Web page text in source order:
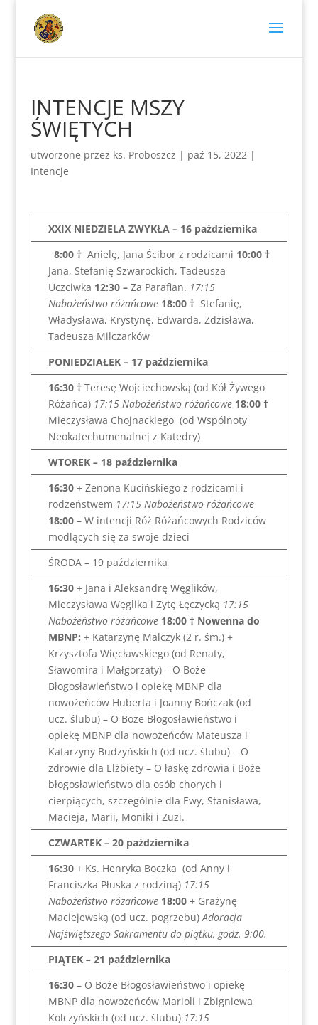
INTENCJE MSZY
ŚWIĘTYCH
utworzone przez ks. Proboszcz | paź 15, 2022|
Intencje
XXIX NIEDZIELA ZWYKŁA – 16 października
8:00 † Anielę, Jana Ścibor z rodzicami 10:00 †
Jana, Stefanię Szwarockich, Tadeusza
Uczciwka 12:30 – Za Parafian. 17:15
Nabożeństwo różańcowe 18:00 † Stefanię,
Władysława, Krystynę, Edwarda, Zdzisława,
Tadeusza Milczarków
PONIEDZIAŁEK – 17 października
16:30 † Teresę Wojciechowską (od Kół Żywego
Różańca) 17:15 Nabożeństwo różańcowe 18:00 †
Mieczysława Chojnackiego (od Wspólnoty
Neokatechumenalnej z Katedry)
WTOREK – 18 października
16:30+ Zenona Kucińskiego z rodzicami i
rodzeństwem 17:15 Nabożeństwo różańcowe
18:00– W intencji Róż Różańcowych Rodziców
modlących się za swoje dzieci
ŚRODA – 19 października
16:30+ Jana i Aleksandrę Węglików,
Mieczysława Węglika i Zytę Łęczycką 17:15
Nabożeństwo różańcowe 18:00 † Nowenna do
MBNP: + Katarzynę Malczyk (2 r. śm.) +
Krzysztofa Więcławskiego (od Renaty,
Sławomira i Małgorzaty) – O Boże
Błogosławieństwo i opiekę MBNP dla
nowożeńców Huberta i Joanny Bończak (od
ucz. ślubu) – O Boże Błogosławieństwo i
opiekę MBNP dla nowożeńców Mateusza i
Katarzyny Budzyńskich (od ucz. ślubu) – O
zdrowie dla Elżbiety – O łaskę zdrowia i Boże
błogosławieństwo dla osób chorych i
cierpiących, szczególnie dla Ewy, Stanisława,
Macieja, Marii, Moniki i Zuzi.
CZWARTEK – 20 października
16:30+ Ks. Henryka Boczka (od Anny i
Franciszka Płuska z rodziną) 17:15
Nabożeństwo różańcowe 18:00 + Grażynę
Maciejewską (od ucz. pogrzebu)Adoracja
Najświętszego Sakramentu do piątku, godz. 9:00.
PIĄTEK –21 października
16:30– O Boże Błogosławieństwo i opiekę
MBNP dla nowożeńców Marioli i Zbigniewa
Kolczyńskich (od ucz. ślubu) 17:15